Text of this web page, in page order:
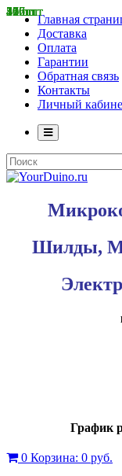
Главная
Доставка
Оплата
Гарантии
Обратная связь
Контакты
Личный
Шилды,
График
0 Корзина: 0 руб.
126 шт
36 шт
57 шт
46 шт
41 шт
217 шт
12 шт
5 шт
19 шт
45 шт
200 шт